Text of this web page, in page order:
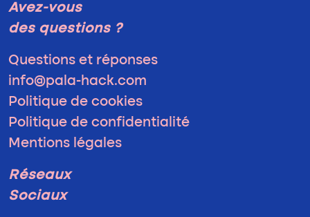
Avez-vous
des questions ?
Questions et réponses
info@pala-hack.com
Politique de cookies
Politique de confidentialité
Mentions légales
Réseaux
Sociaux